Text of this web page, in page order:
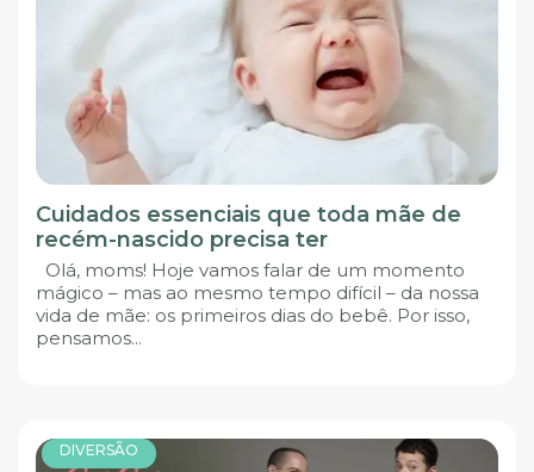
Cuidados essenciais que toda mãe de
recém-nascido precisa ter
Olá, moms! Hoje vamos falar de um momento
mágico – mas ao mesmo tempo difícil – da nossa
vida de mãe: os primeiros dias do bebê. Por isso,
pensamos...
DIVERSÃO